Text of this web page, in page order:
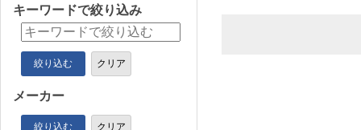
キーワードで絞り込み
絞り込む クリア
メーカー
絞り込む クリア